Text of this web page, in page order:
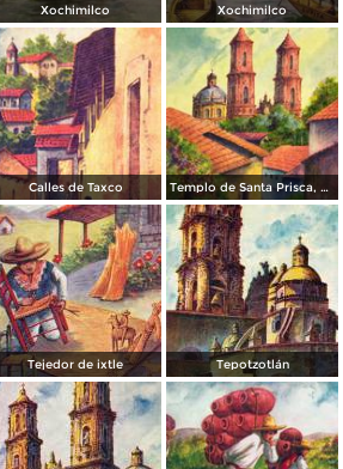
Xochimilco Xochimilco
Calles de Taxco Templo de Santa Prisca, en Taxco
Tejedor de ixtle Tepotzotlán